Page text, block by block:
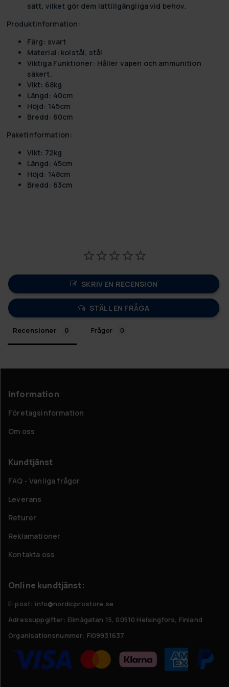
sätt, vilket gör dem lättillgängliga vid behov.
Produktinformation:
Färg: svart
Material: kolstål, stål
Viktiga Funktioner: Håller vapen och ammunition
säkert.
Vikt: 68kg
Längd: 40cm
Höjd: 145cm
Bredd: 60cm
Paketinformation:
Vikt: 72kg
Längd: 45cm
Höjd: 148cm
Bredd: 63cm
SKRIV EN RECENSION
STÄLL EN FRÅGA
Recensioner Frågor
Information
Företagsinformation
Om oss
Kundtjänst
FAQ - Vanliga frågor
Leverans
Returer
Reklamationer
Kontakta oss
Online kundtjänst:
E-post: info@nordicprostore.se
Adressuppgifter: Elimägatan 15, 00510 Helsingfors, Finland
Organisationsnummer: FI09931637